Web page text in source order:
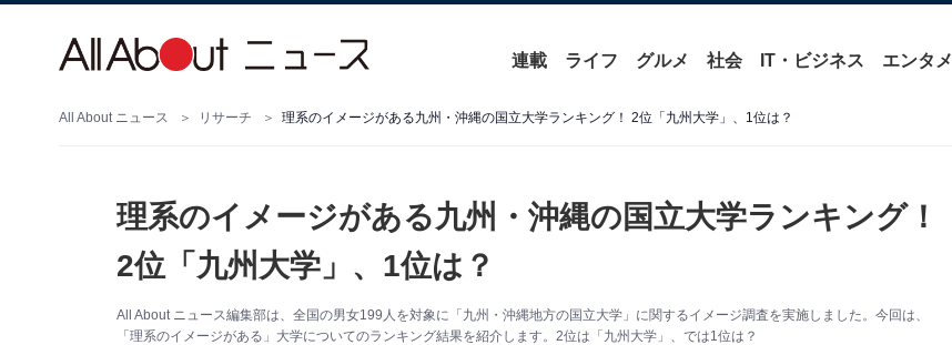
連載 ライフ グルメ 社会 IT・ビジネス エンタメ
All About ニュース リサーチ 理系のイメージがある九州・沖縄の国立大学ランキング！ 2位「九州大学」、1位は？
理系のイメージがある九州・沖縄の国立大学ランキング！
2位「九州大学」、1位は？
All About ニュース編集部は、全国の男女199人を対象に「九州・沖縄地方の国立大学」に関するイメージ調査を実施しました。今回は、
「理系のイメージがある」大学についてのランキング結果を紹介します。2位は「九州大学」、では1位は？